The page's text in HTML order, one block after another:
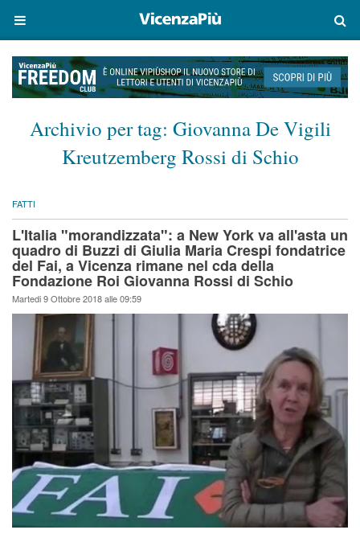
Archivio per tag: Giovanna De Vigili
Kreutzemberg Rossi di Schio
FATTI
L'Italia "morandizzata": a New York va all'asta un
quadro di Buzzi di Giulia Maria Crespi fondatrice
del Fai, a Vicenza rimane nel cda della
Fondazione Roi Giovanna Rossi di Schio
Martedi 9 Ottobre 2018 alle 09:59